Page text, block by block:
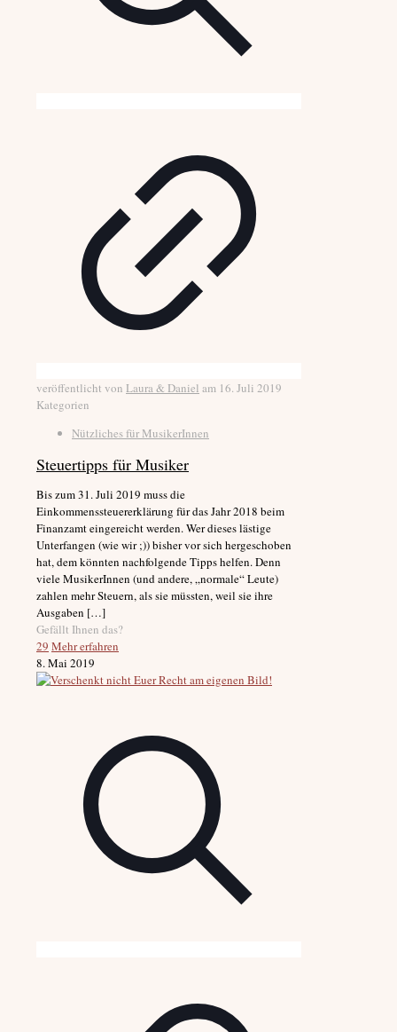
veröffentlicht von Laura & Daniel am 16. Juli 2019
Kategorien
Nützliches für MusikerInnen
Steuertipps für Musiker
Bis zum 31. Juli 2019 muss die
Einkommenssteuererklärung für das Jahr 2018 beim
Finanzamt eingereicht werden. Wer dieses lästige
Unterfangen (wie wir ;)) bisher vor sich hergeschoben
hat, dem könnten nachfolgende Tipps helfen. Denn
viele MusikerInnen (und andere, „normale“ Leute)
zahlen mehr Steuern, als sie müssten, weil sie ihre
Ausgaben […]
Gefällt Ihnen das?
29 Mehr erfahren
8. Mai 2019